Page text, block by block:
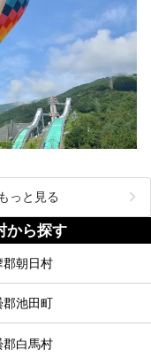
っと見る
から探す
郡朝日村
池田町
郡白馬村